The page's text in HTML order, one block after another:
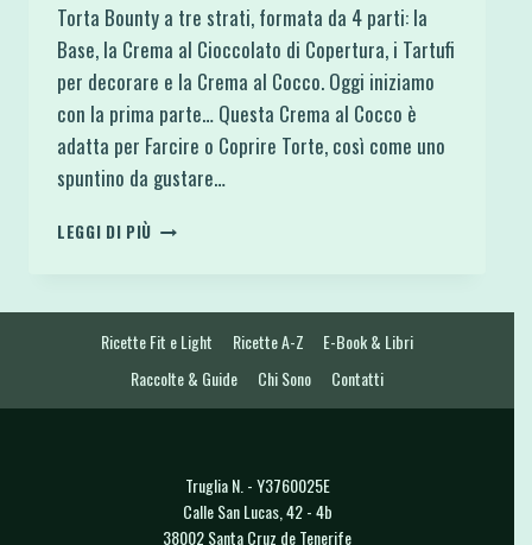
Torta Bounty a tre strati, formata da 4 parti: la
Base, la Crema al Cioccolato di Copertura, i Tartufi
per decorare e la Crema al Cocco. Oggi iniziamo
con la prima parte… Questa Crema al Cocco è
adatta per Farcire o Coprire Torte, così come uno
spuntino da gustare…
LEGGI DI PIÙ CREMA
PROTEICA
E
Ricette Fit e Light Ricette A-Z
E-Book & Libri
Raccolte & Guide
Chi Sono Contatti
Truglia N. - Y3760025E
Calle San Lucas, 42 - 4b
38002 Santa Cruz de Tenerife